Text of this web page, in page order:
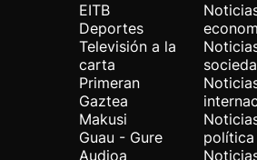
EITB
Deportes
Televisión a la
carta
Primeran
Gaztea
Makusi
Guau - Gure
Audioa
política